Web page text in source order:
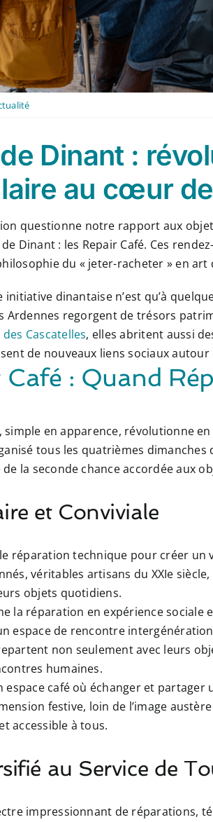
Dinant :
au cœur
questionne notre rapport aux
Dinant : les Repair Café. Ces
du « jeter-racheter » en
dinantaise n’est qu’à
Ardennes regorgent de trésors
Cascatelles, elles abritent aussi
de nouveaux liens sociaux autour
Café : Quand
simple en apparence, révolutionne
tous les quatrièmes dimanches
la seconde chance accordée aux
et Conviviale
réparation technique pour créer
véritables artisans du XXIe
objets quotidiens.
la réparation en expérience sociale
espace de rencontre
non seulement avec leurs
humaines.
espace café où échanger et
festive, loin de l’image
accessible à tous.
au Service de
impressionnant de réparations,